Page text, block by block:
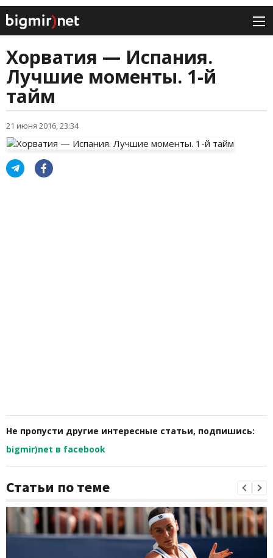
Хорватия — Испания.
Лучшие моменты. 1-й
тайм
21 июня 2016, 23:34
Не пропусти другие интересные статьи, подпишись:
bigmir)net в facebook
Статьи по теме